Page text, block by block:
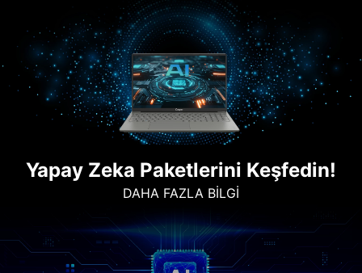
Yapay Zeka Paketlerini Keşfedin!
DAHA FAZLA BİLGİ